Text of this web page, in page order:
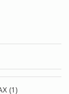
(1)